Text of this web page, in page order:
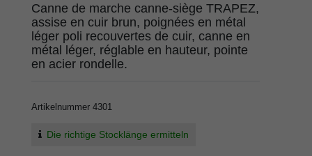
Canne de marche canne-siège TRAPEZ,
assise en cuir brun, poignées en métal
léger poli recouvertes de cuir, canne en
métal léger, réglable en hauteur, pointe
en acier rondelle.
Artikelnummer 4301
Die richtige Stocklänge ermitteln